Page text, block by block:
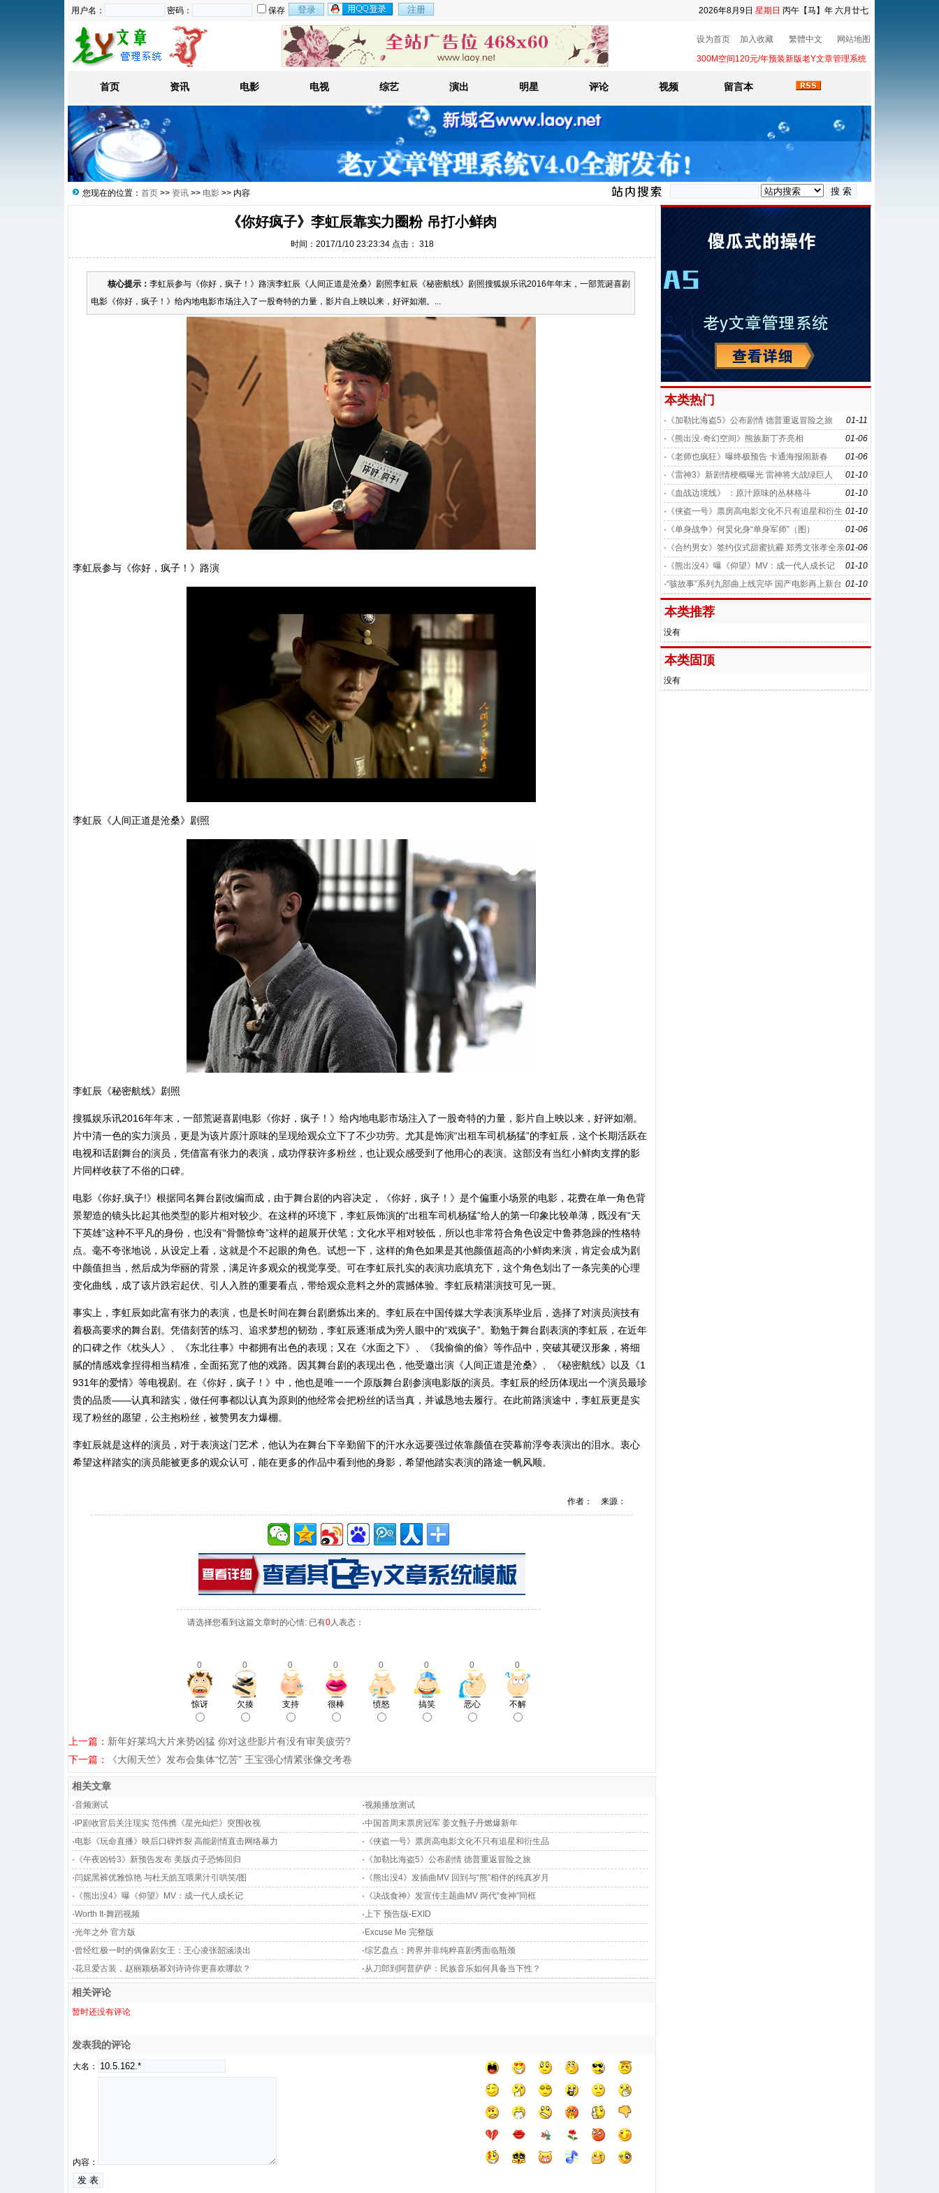
2026年8月9日 星期日 丙午【马】年 六月廿七
用户名： 密码： 保存
设为首页 加入收藏 繁體中文
网站地图
300M空间120元/年预装新版老Y文章管理系统
首页 资讯 电影 电视 综艺 演出 明星 评论 视频 留言本
您现在的位置： 首页 >> 资讯 >> 电影 >> 内容
《你好疯子》李虹辰靠实力圈粉 吊打小鲜肉
时间：2017/1/10 23:23:34 点击： 318
核心提示： 李虹辰参与《你好，疯子！》路演李虹辰《人间正道是沧桑》剧照李虹辰《秘密航线》剧照搜狐娱乐讯2016年年末，一部荒诞喜剧
电影《你好，疯子！》给内地电影市场注入了一股奇特的力量，影片自上映以来，好评如潮。...
李虹辰参与《你好，疯子！》路演
李虹辰《人间正道是沧桑》剧照
李虹辰《秘密航线》剧照
搜狐娱乐讯2016年年末，一部荒诞喜剧电影《你好，疯子！》给内地电影市场注入了一股奇特的力量，影片自上映以来，好评如潮。
片中清一色的实力演员，更是为该片原汁原味的呈现给观众立下了不少功劳。尤其是饰演“出租车司机杨猛”的李虹辰，这个长期活跃在
电视和话剧舞台的演员，凭借富有张力的表演，成功俘获许多粉丝，也让观众感受到了他用心的表演。这部没有当红小鲜肉支撑的影
片同样收获了不俗的口碑。
电影《你好,疯子!》根据同名舞台剧改编而成，由于舞台剧的内容决定，《你好，疯子！》是个偏重小场景的电影，花费在单一角色背
景塑造的镜头比起其他类型的影片相对较少。在这样的环境下，李虹辰饰演的“出租车司机杨猛”给人的第一印象比较单薄，既没有“天
下英雄”这种不平凡的身份，也没有“骨骼惊奇”这样的超展开伏笔；文化水平相对较低，所以也非常符合角色设定中鲁莽急躁的性格特
点。毫不夸张地说，从设定上看，这就是个不起眼的角色。试想一下，这样的角色如果是其他颜值超高的小鲜肉来演，肯定会成为剧
中颜值担当，然后成为华丽的背景，满足许多观众的视觉享受。可在李虹辰扎实的表演功底填充下，这个角色划出了一条完美的心理
变化曲线，成了该片跌宕起伏、引人入胜的重要看点，带给观众意料之外的震撼体验。李虹辰精湛演技可见一斑。
事实上，李虹辰如此富有张力的表演，也是长时间在舞台剧磨炼出来的。李虹辰在中国传媒大学表演系毕业后，选择了对演员演技有
着极高要求的舞台剧。凭借刻苦的练习、追求梦想的韧劲，李虹辰逐渐成为旁人眼中的“戏疯子”。勤勉于舞台剧表演的李虹辰，在近年
的口碑之作《枕头人》、《东北往事》中都拥有出色的表现；又在《水面之下》、《我偷偷的偷》等作品中，突破其硬汉形象，将细
腻的情感戏拿捏得相当精准，全面拓宽了他的戏路。因其舞台剧的表现出色，他受邀出演《人间正道是沧桑》、《秘密航线》以及《1
931年的爱情》等电视剧。在《你好，疯子！》中，他也是唯一一个原版舞台剧参演电影版的演员。李虹辰的经历体现出一个演员最珍
贵的品质——认真和踏实，做任何事都以认真为原则的他经常会把粉丝的话当真，并诚恳地去履行。在此前路演途中，李虹辰更是实
现了粉丝的愿望，公主抱粉丝，被赞男友力爆棚。
李虹辰就是这样的演员，对于表演这门艺术，他认为在舞台下辛勤留下的汗水永远要强过依靠颜值在荧幕前浮夸表演出的泪水。衷心
希望这样踏实的演员能被更多的观众认可，能在更多的作品中看到他的身影，希望他踏实表演的路途一帆风顺。
作者： 来源：
请选择您看到这篇文章时的心情: 已有0人表态：
0 0 0 0 0 0 0 0
惊讶 欠揍 支持 很棒 愤怒 搞笑 恶心 不解
上一篇： 新年好莱坞大片来势凶猛 你对这些影片有没有审美疲劳?
下一篇：
《大闹天竺》发布会集体“忆苦” 王宝强心情紧张像交考卷
相关文章
·音频测试 ·视频播放测试
· IP剧收官后关注现实 范伟携《星光灿烂》突围收视 ·中国首周末票房冠军 姜文甄子丹燃爆新年
·电影《玩命直播》映后口碑炸裂 高能剧情直击网络暴力 · 《侠盗一号》票房高电影文化不只有追星和衍生品
· 《午夜凶铃3》新预告发布 美版贞子恐怖回归 · 《加勒比海盗5》公布剧情 德普重返冒险之旅
·闫妮黑裤优雅惊艳 与杜天皓互喂果汁引哄笑/图 · 《熊出没4》发插曲MV 回到与“熊”相伴的纯真岁月
· 《熊出没4》曝《仰望》MV：成一代人成长记 · 《决战食神》发宣传主题曲MV 两代“食神”同框
·Worth It-舞蹈视频 ·上下 预告版-EXID
·光年之外 官方版 · Excuse Me 完整版
·曾经红极一时的偶像剧女王：王心凌张韶涵淡出 ·综艺盘点：跨界并非纯粹喜剧秀面临瓶颈
·花旦爱古装，赵丽颖杨幂刘诗诗你更喜欢哪款？ ·从刀郎到阿普萨萨：民族音乐如何具备当下性？
相关评论
暂时还没有评论
发表我的评论
大名：
内容：
本类热门
01-11
· 《加勒比海盗5》公布剧情 德普重返冒险之旅
01-06
· 《熊出没·奇幻空间》熊族新丁齐亮相
01-06
· 《老师也疯狂》曝终极预告 卡通海报闹新春
01-10
· 《雷神3》新剧情梗概曝光 雷神将大战绿巨人
01-10
· 《血战边境线》 ：原汁原味的丛林格斗
01-10
· 《侠盗一号》票房高电影文化不只有追星和衍生
品
01-06
· 《单身战争》何炅化身“单身军师”（图）
01-06
· 《合约男女》签约仪式甜蜜抗霾 郑秀文张孝全亲
密合作放得开
01-10
· 《熊出没4》曝《仰望》MV：成一代人成长记
01-10
·“骇故事”系列九部曲上线完毕 国产电影再上新台
阶
本类推荐
没有
本类固顶
没有